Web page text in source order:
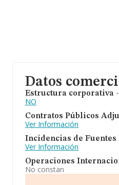
Datos
Estructura corporativa
NO
Contratos Públicos
Ver Información
Incidencias de Fuentes
Ver Información
Operaciones
No constan